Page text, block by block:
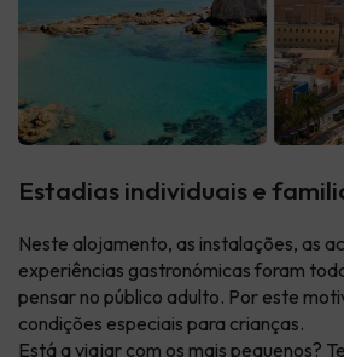
Estadias individuais e
Neste alojamento, as instalações, as
experiências gastronómicas foram
pensar no público adulto. Por este
condições especiais para crianças.
Está a viajar com os mais pequenos?